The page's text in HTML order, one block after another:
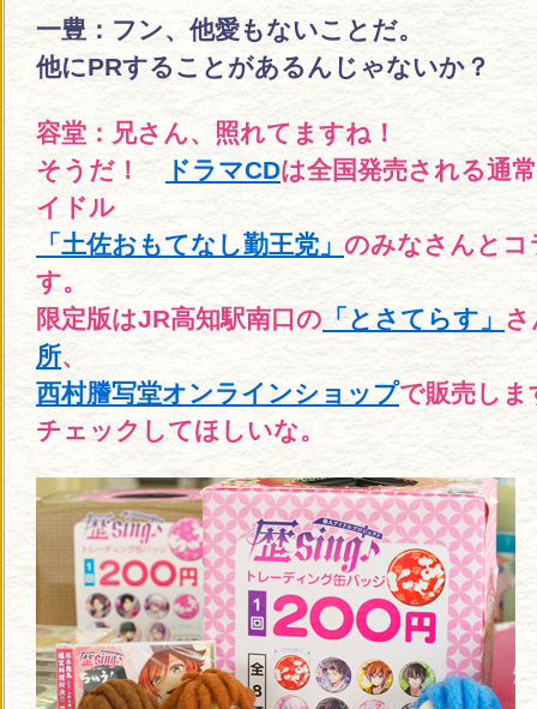
一豊：フン、他愛もないことだ。
他にPRすることがあるんじゃないか？
容堂：兄さん、照れてますね！
そうだ！
ドラマCDは全国発売される通
イドル
「土佐おもてなし勤王党」 のみなさんとコ
す。
限定版はJR高知駅南口の「とさてらす」
所、
西村謄写堂オンラインショップで販売しま
チェックしてほしいな。